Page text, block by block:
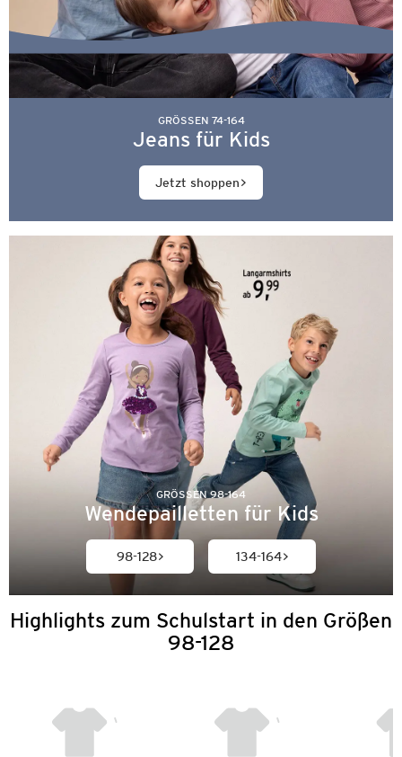
GRÖSSEN 74-164
Jeans für Kids
Jetzt shoppen
GRÖSSEN 98-164
Wendepailletten für Kids
98-128 134-164
Highlights zum Schulstart in den Größen
98-128